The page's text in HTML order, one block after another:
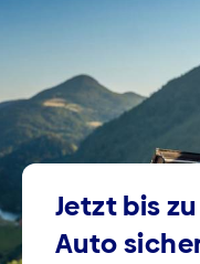
Jetzt bis
Auto